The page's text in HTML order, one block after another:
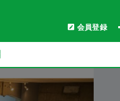
会員登録